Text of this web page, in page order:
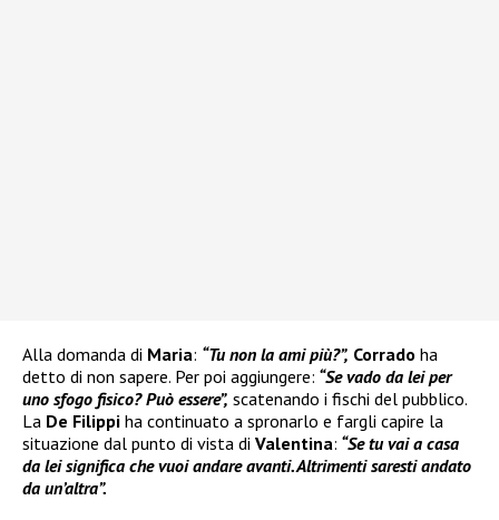
Alla domanda di Maria: “Tu non la ami più?”, Corrado ha
detto di non sapere. Per poi aggiungere: “Se vado da lei per
uno sfogo fisico? Può essere”, scatenando i fischi del pubblico.
La De Filippi ha continuato a spronarlo e fargli capire la
situazione dal punto di vista di Valentina: “Se tu vai a casa
da lei significa che vuoi andare avanti. Altrimenti saresti andato
da un’altra”.